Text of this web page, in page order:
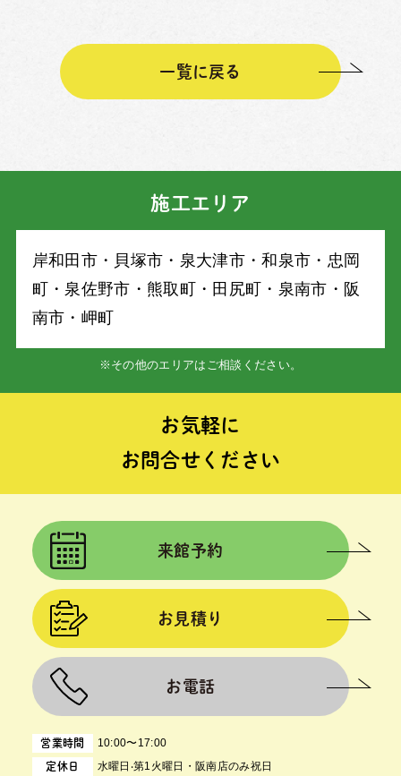
一覧に戻る
施工エリア
岸和⽥市・⾙塚市・泉⼤津市・和泉市・忠岡
町・泉佐野市・熊取町・⽥尻町・泉南市・阪
南市・岬町
※その他のエリアはご相談ください。
お気軽に
お問合せください
営業時間 10:00〜17:00
定休日
⽔曜⽇‧第1⽕曜⽇・阪南店のみ祝日
来館予約
お見積り
お電話